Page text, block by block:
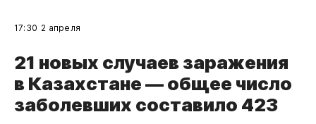
17:30 2 апреля
21 новых случаев заражения
в Казахстане — общее число
заболевших составило 423